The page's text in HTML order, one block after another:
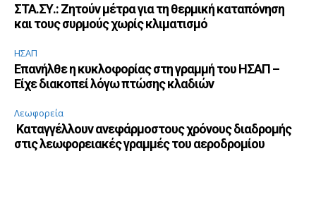
ΣΤΑ.ΣΥ.: Ζητούν μέτρα για τη θερμική καταπόνηση
και τους συρμούς χωρίς κλιματισμό
ΗΣΑΠ
Επανήλθε η κυκλοφορίας στη γραμμή του ΗΣΑΠ –
Είχε διακοπεί λόγω πτώσης κλαδιών
Λεωφορεία
Καταγγέλλουν ανεφάρμοστους χρόνους διαδρομής
στις λεωφορειακές γραμμές του αεροδρομίου